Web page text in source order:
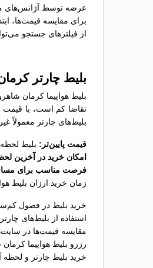
عرضه توسط آژانس‌های
برای مقایسه قیمت‌ها،
از فیلترهای جستجو
بلیط چارتر
بلیط هواپیما کرمان
تقاضا کم است، با قیمت
بلیط‌های چارتر معمولاً
قیمت پایین‌تر: بلیط
امکان خرید در آخرین
فرصت مناسب برای
زمان خرید ارزان بلیط
خرید بلیط در فصول
استفاده از بلیط‌های
مقایسه قیمت‌ها در
رزرو بلیط هواپیما
خرید بلیط چارتر و